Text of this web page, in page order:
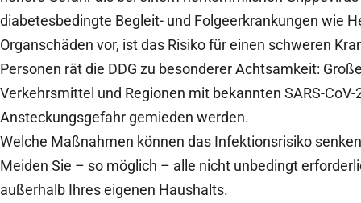
diabetesbedingte Begleit- und Folgeerkrankungen wie
Organschäden vor, ist das Risiko für einen schweren
Personen rät die DDG zu besonderer Achtsamkeit:
Verkehrsmittel und Regionen mit bekannten SARS-
Ansteckungsgefahr gemieden werden.
Welche Maßnahmen können das Infektionsrisiko
Meiden Sie – so möglich – alle nicht unbedingt
außerhalb Ihres eigenen Haushalts.